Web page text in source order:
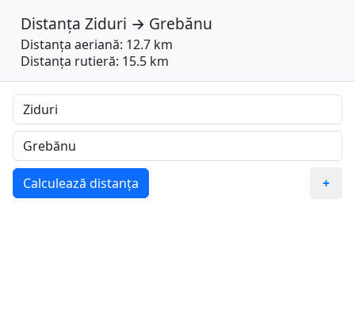
Distanța Ziduri → Grebănu
Distanța aeriană: 12.7 km
Distanța rutieră: 15.5 km
Calculează distanța +